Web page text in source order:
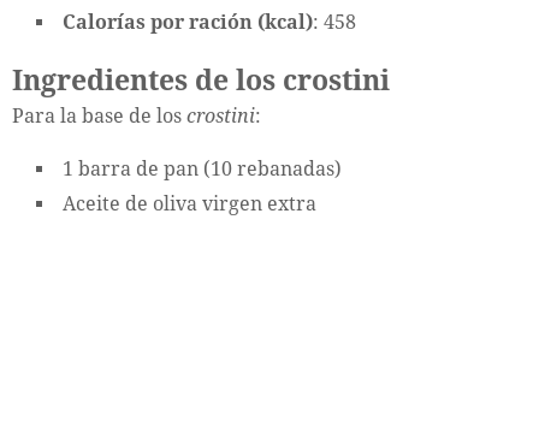
Calorías por ración (kcal): 458
Ingredientes de los crostini
Para la base de los crostini:
1 barra de pan (10 rebanadas)
Aceite de oliva virgen extra